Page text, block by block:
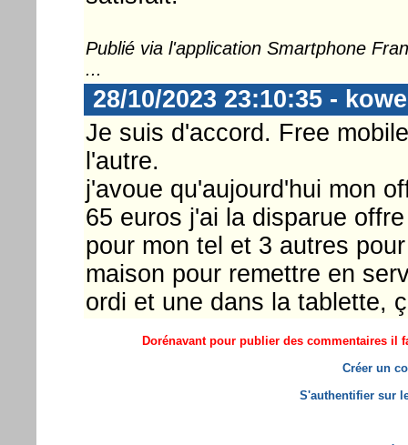
Publié via l'application Smartphone
...
28/10/2023 23:10:35 -
Je suis d'accord. Free
l'autre.
j'avoue qu'aujourd'hui mon
65 euros j'ai la disparue
pour mon tel et 3 autres
maison pour remettre en
ordi et une dans la tablette,
Dorénavant pour publier des commentaires il
Créer un
S'authentifier sur